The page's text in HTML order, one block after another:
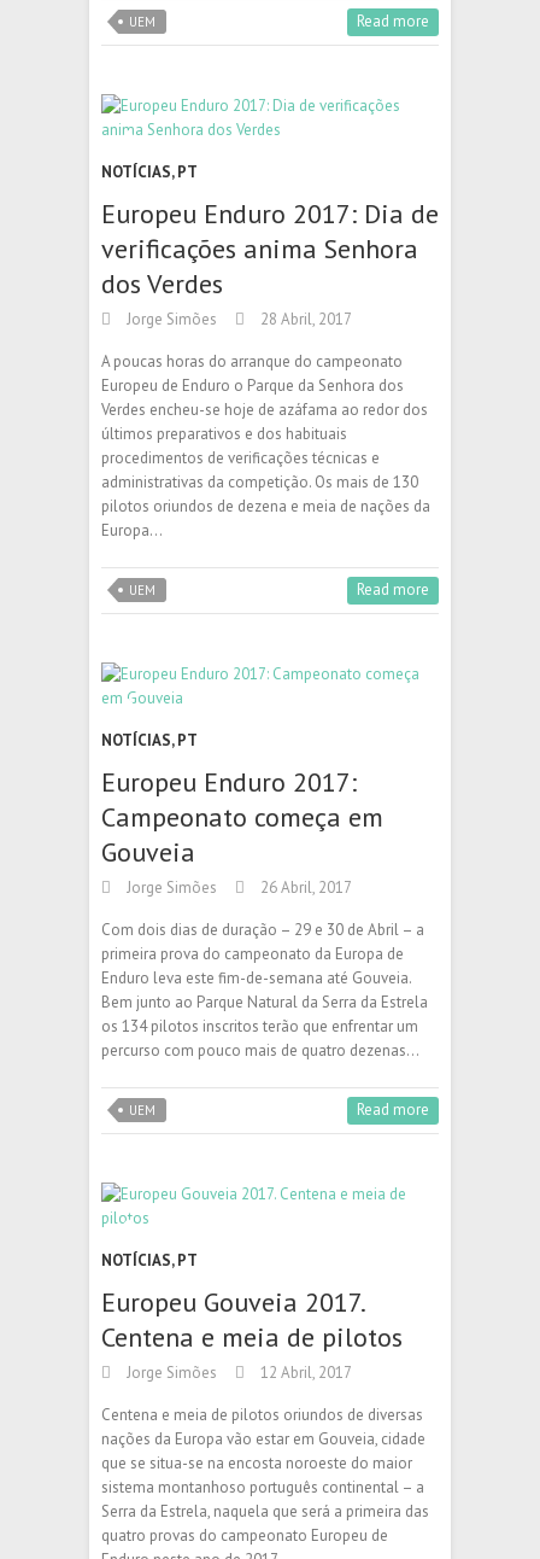
UEM Read more
NOTÍCIAS,PT
Europeu Enduro 2017: Dia de
verificações anima Senhora
dos Verdes
Jorge Simões 28 Abril, 2017
A poucas horas do arranque do campeonato
Europeu de Enduro o Parque da Senhora dos
Verdes encheu-se hoje de azáfama ao redor dos
últimos preparativos e dos habituais
procedimentos de verificações técnicas e
administrativas da competição. Os mais de 130
pilotos oriundos de dezena e meia de nações da
Europa…
UEM Read more
NOTÍCIAS,PT
Europeu Enduro 2017:
Campeonato começa em
Gouveia
Jorge Simões 26 Abril, 2017
Com dois dias de duração – 29 e 30 de Abril – a
primeira prova do campeonato da Europa de
Enduro leva este fim-de-semana até Gouveia.
Bem junto ao Parque Natural da Serra da Estrela
os 134 pilotos inscritos terão que enfrentar um
percurso com pouco mais de quatro dezenas…
UEM Read more
NOTÍCIAS,PT
Europeu Gouveia 2017.
Centena e meia de pilotos
Jorge Simões 12 Abril, 2017
Centena e meia de pilotos oriundos de diversas
nações da Europa vão estar em Gouveia, cidade
que se situa-se na encosta noroeste do maior
sistema montanhoso português continental – a
Serra da Estrela, naquela que será a primeira das
quatro provas do campeonato Europeu de